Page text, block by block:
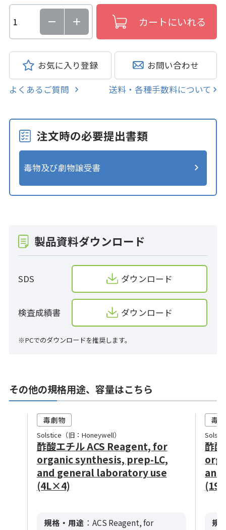
お気に入り登録 お問い合わせ
よくあるご質問 送料・各種手数料について
注文時の必要提出書類
毒物及び劇物譲受書
製品資料ダウンロード
SDS ダウンロード
検査成績書 ダウンロード
※PCでのダウンロードを推奨します。
その他の規格用途、容量はこちら
Solstice（旧：Honeywell）
酢酸エチル ACS Reagent, for
organic synthesis, prep-LC,
and general laboratory use
(4L×4)
規格・用途 ：ACS Reagent, for
酢
規